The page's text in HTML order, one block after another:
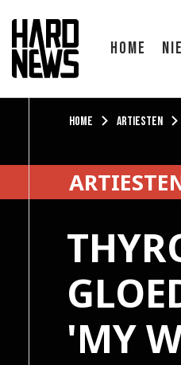
Home
Home Artiesten
'MY